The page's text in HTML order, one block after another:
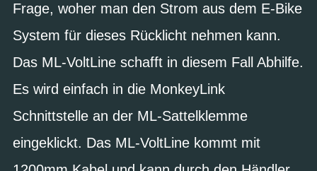
Frage, woher man den Strom aus dem E-Bike
System für dieses Rücklicht nehmen kann.
Das ML-VoltLine schafft in diesem Fall Abhilfe.
Es wird einfach in die MonkeyLink
Schnittstelle an der ML-Sattelklemme
eingeklickt. Das ML-VoltLine kommt mit